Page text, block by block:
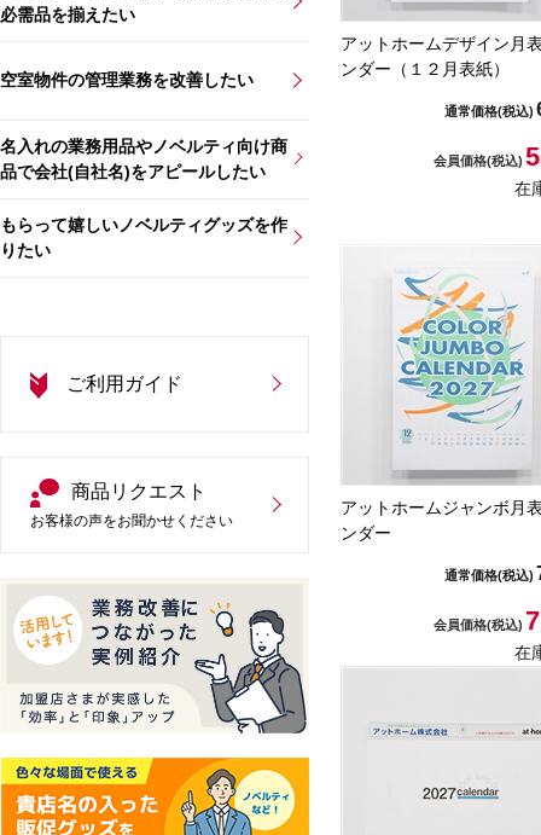
必需品を揃えたい
空室物件の管理業務を改善したい
名入れの業務用品やノベルティ向け商
品で会社(自社名)をアピールしたい
もらって嬉しいノベルティグッズを作
りたい
ご利用ガイド
商品リクエスト
お客様の声をお聞かせください
アットホームデザイン月
ンダー（１２月表紙）
通常価格(税込)
会員価格(税込)
在
アットホームジャンボ月
ンダー
通常価格(税込)
会員価格(税込)
在